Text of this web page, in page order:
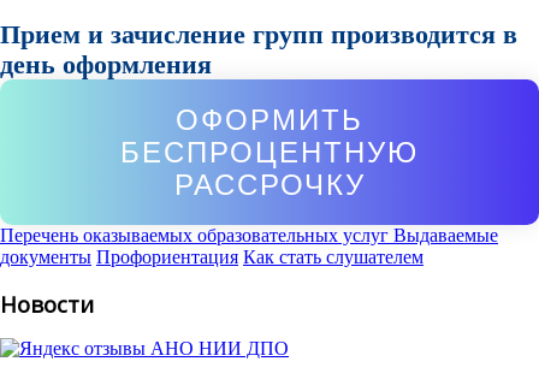
Прием и зачисление групп производится в
день оформления
ОФОРМИТЬ
БЕСПРОЦЕНТНУЮ
РАССРОЧКУ
Перечень оказываемых образовательных услуг Выдаваемые
документы Профориентация Как стать слушателем
Новости